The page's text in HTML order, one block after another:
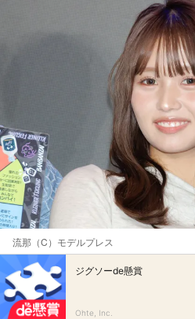
流那（C）モデルプレス
ジグソーde懸賞
Ohte, Inc.